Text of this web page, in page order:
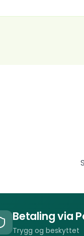
Betaling via
Trygg og beskyttet